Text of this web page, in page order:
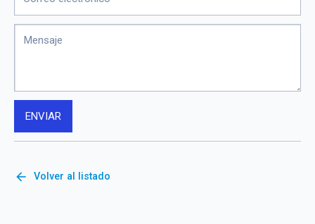
arrow_back Volver al listado